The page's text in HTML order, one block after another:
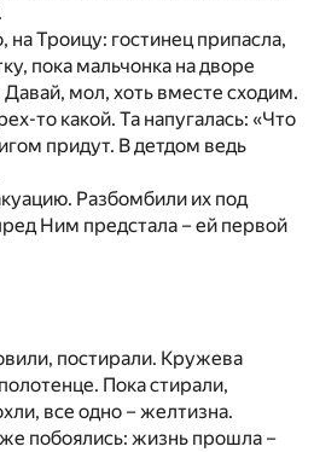
Троицу: гостинец припасла,
пока мальчонка на дворе
Давай, мол, хоть вместе сходим.
то какой. Та напугалась: «Что
придут. В детдом ведь
Разбомбили их под
Ним предстала – ей первой
постирали. Кружева
Пока стирали,
все одно – желтизна.
побоялись: жизнь прошла –